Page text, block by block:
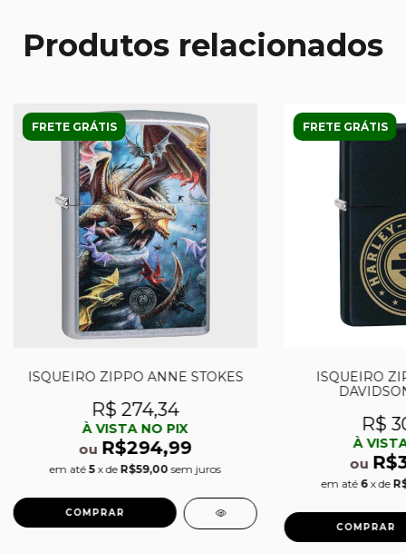
Produtos relacionados
FRETE GRÁTIS
ISQUEIRO ZIPPO ANNE STOKES
R$ 274,34
À VISTA NO PIX
ou R$294,99
em até5 x de R$59,00 sem juros
FRETE GRÁTIS
ISQUEIRO
R$
À
ou
em até 6 x de